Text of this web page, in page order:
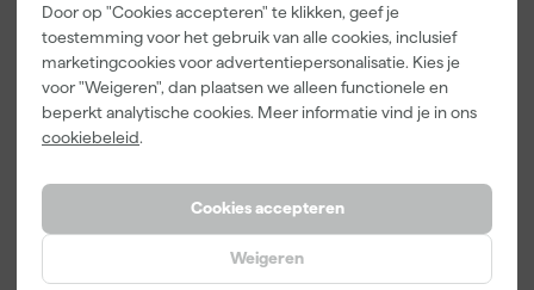
Door op "Cookies accepteren" te klikken, geef je
toestemming voor het gebruik van alle cookies, inclusief
marketingcookies voor advertentiepersonalisatie. Kies je
voor "Weigeren", dan plaatsen we alleen functionele en
beperkt analytische cookies. Meer informatie vind je in ons
cookiebeleid.
Cookies accepteren
Weigeren
1,00
incl. BTW
5,49
incl. BTW
3,64
incl. BTW